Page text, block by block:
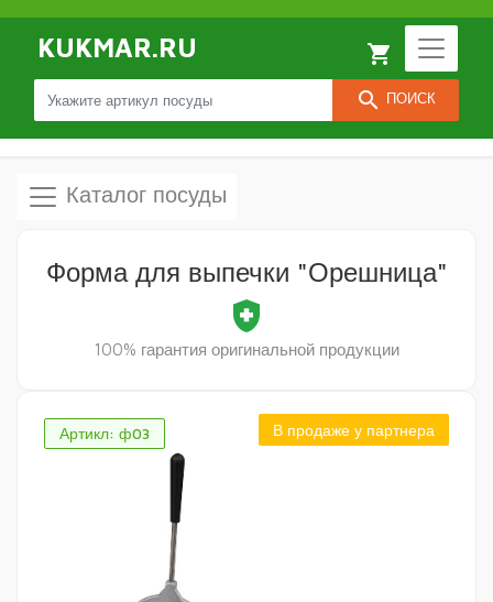
KUKMAR.RU
search ПОИСК
local_grocery_store
Каталог посуды
Артикл: ф03 В продаже у партнера
Форма для выпечки "Орешница"
health_and_safety
100% гарантия оригинальной продукции